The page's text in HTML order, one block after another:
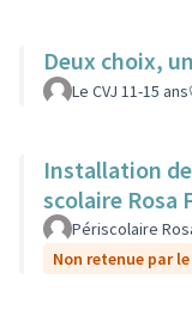
Deux choix,
Le CVJ 11-15 ans
Installation
scolaire Rosa
Périscolaire
Non retenue par